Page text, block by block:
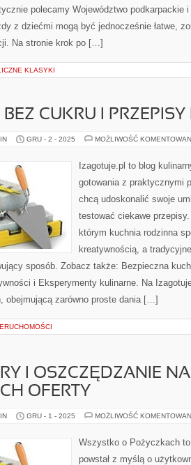
polecamy Województwo podkarpackie
z dziećmi mogą być jednocześnie łatwe,
Na stronie krok po […]
KLASYKI
CUKRU I
GRU - 2 - 2025 MOŻLIWOŚĆ
Izagotuje.pl to blog
gotowania z praktycznymi
chcą udoskonalić swoje
testować ciekawe
którym kuchnia rodzinna
kreatywnością, a
sposób. Zobacz także: Bezpieczna
i Eksperymenty kulinarne. Na
obejmującą zarówno proste dania […]
I OSZCZĘDZANIE
OFERTY
GRU - 1 - 2025 MOŻLIWOŚĆ
Wszystko o Pożyczkach
powstał z myślą o